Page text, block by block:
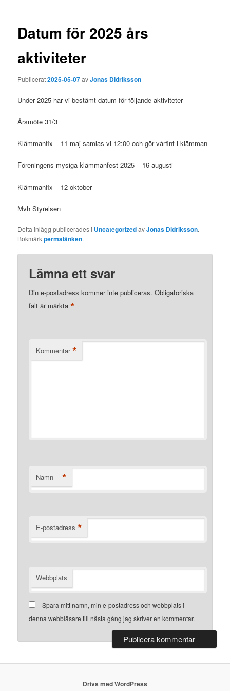
Datum för 2025 års
aktiviteter
Publicerat2025-05-07avJonas Didriksson
Under 2025 har vi bestämt datum för följande aktiviteter
Årsmöte 31/3
Klämmanfix – 11 maj samlas vi 12:00 och gör vårfint i klämman
Föreningens mysiga klämmanfest 2025 – 16 augusti
Klämmanfix – 12 oktober
Mvh Styrelsen
Detta inlägg publicerades i UncategorizedavJonas Didriksson.
Bokmärkpermalänken.
Lämna ett svar
Din e-postadress kommer inte publiceras. Obligatoriska
fält är märkta*
Kommentar *
Namn *
E-postadress *
Webbplats
Spara mitt namn, min e-postadress och webbplats i
denna webbläsare till nästa gång jag skriver en kommentar.
Drivs med WordPress